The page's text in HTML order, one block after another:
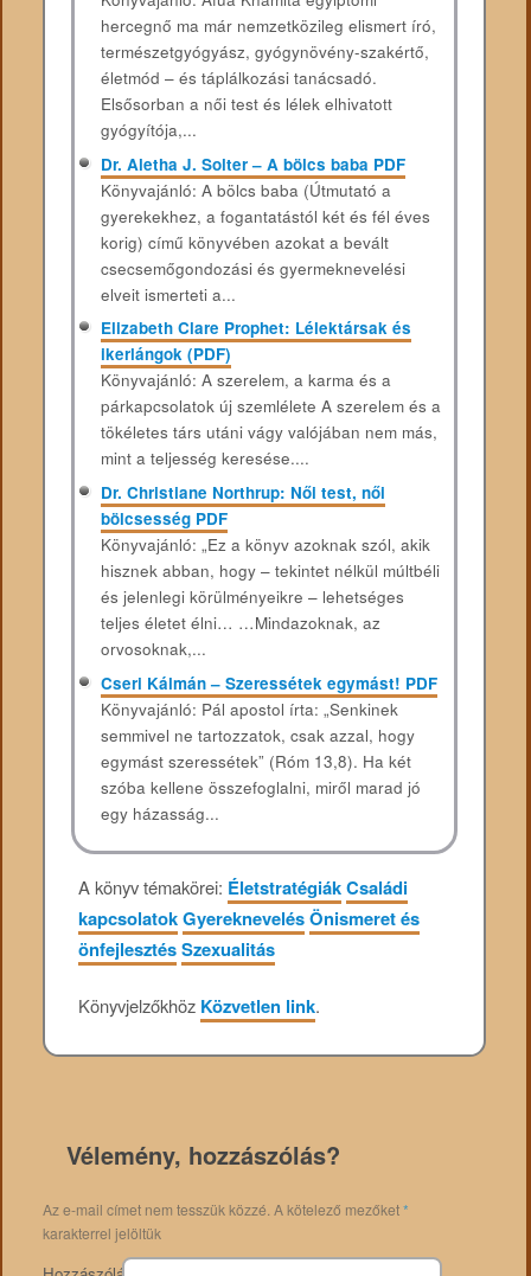
hercegnő ma már nemzetkö­zileg elismert író,
természetgyógyász, gyógynövény-sza­kértő,
életmód – és táplálkozási tanácsadó.
Elsősorban a női test és lélek elhivatott
gyógyítója,...
Dr. Aletha J. Solter – A bölcs baba PDF
Könyvajánló: A bölcs baba (Útmutató a
gyerekekhez, a fogantatástól két és fél éves
korig) című könyvében azokat a bevált
csecsemőgondozási és gyermeknevelési
elveit ismerteti a...
Elizabeth Clare Prophet: Lélektársak és
ikerlángok (PDF)
Könyvajánló: A szerelem, a karma és a
párkapcsolatok új szemlélete A szerelem és a
tökéletes társ utáni vágy valójában nem más,
mint a teljesség keresése....
Dr. Christiane Northrup: Női test, női
bölcsesség PDF
Könyvajánló: „Ez a könyv azoknak szól, akik
hisznek abban, hogy – tekintet nélkül múltbéli
és jelenlegi körülményeikre – lehetséges
teljes életet élni… …Mindazoknak, az
orvosoknak,...
Cseri Kálmán – Szeressétek egymást! PDF
Könyvajánló: Pál apostol írta: „Senkinek
semmivel ne tartozzatok, csak azzal, hogy
egymást szeressétek” (Róm 13,8). Ha két
szóba kellene összefoglalni, miről marad jó
egy házasság...
A könyv témakörei: ÉletstratégiákCsaládi
kapcsolatokGyereknevelésÖnismeret és
önfejlesztésSzexualitás
Könyvjelzőkhöz Közvetlen link.
Vélemény, hozzászólás?
Az e-mail címet nem tesszük közzé.A kötelező mezőket*
karakterrel jelöltük